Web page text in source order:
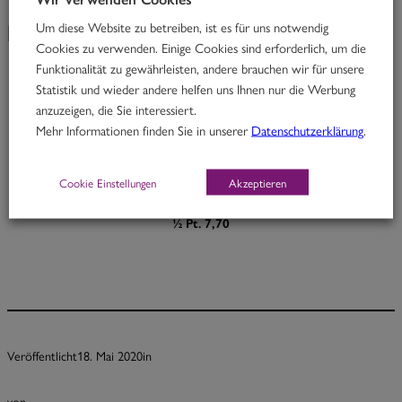
KW 21/20
Rindfleisch in Ingwer-Kokoscurry mit Cashewnüssen & Zucchini
½ Pt. 7,70
Veröffentlicht18. Mai 2020in
Um diese Website zu betreiben, ist es für uns notwendig
Cookies zu verwenden. Einige Cookies sind erforderlich, um die
Funktionalität zu gewährleisten, andere brauchen wir für unsere
Statistik und wieder andere helfen uns Ihnen nur die Werbung
anzuzeigen, die Sie interessiert.
Mehr Informationen finden Sie in unsererDatenschutzerklärung
Cookie Einstellungen Akzeptieren